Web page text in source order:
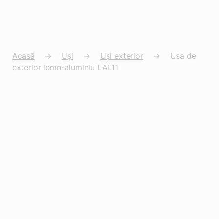
Acasă → Uși → Uși exterior →
Usa de
exterior lemn-aluminiu LAL11